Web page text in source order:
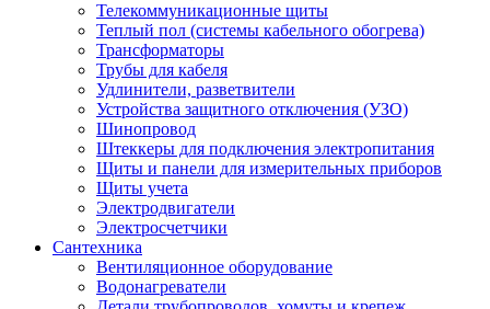
Телекоммуникационные щиты
Теплый пол (системы кабельного обогрева)
Трансформаторы
Трубы для кабеля
Удлинители, разветвители
Устройства защитного отключения (УЗО)
Шинопровод
Штеккеры для подключения электропитания
Щиты и панели для измерительных приборов
Щиты учета
Электродвигатели
Электросчетчики
Сантехника
Вентиляционное оборудование
Водонагреватели